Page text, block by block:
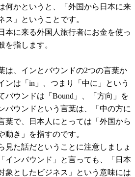
何かというと、「外国から日本に来
ス」ということです。
本に来る外国人旅行者にお金を使っ
を指します。
は、インとバウンドの2つの言葉か
ンは「in」、つまり「中に」という
バウンドは「Bound」、「方向」を
バウンドという言葉は、「中の方に
葉で、日本人にとっては「外国から
動き」を指すのです。
見た話だということに注意しましょ
インバウンド」と言っても、「日本
象としたビジネス」という意味には